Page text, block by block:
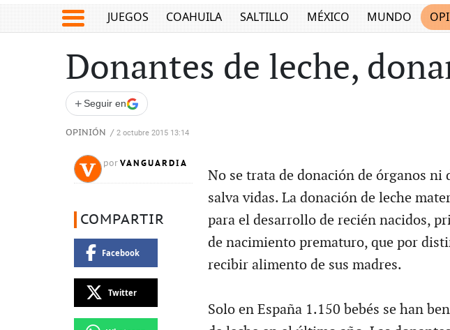
JUEGOS COAHUILA SALTILLO MÉXICO MUNDO
Donantes de leche,
+ Seguir en
OPINIÓN / 2 octubre 2015 13:14
por VANGUARDIA
COMPARTIR
Facebook
Twitter
No se trata de donación de órganos ni
salva vidas. La donación de leche
para el desarrollo de recién nacidos,
de nacimiento prematuro, que por
recibir alimento de sus madres.
Solo en España 1.150 bebés se han